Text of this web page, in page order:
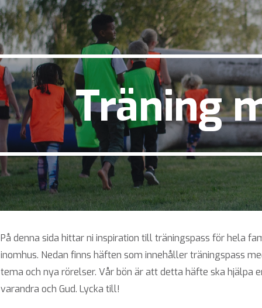
Skip to main content
Träning
På denna sida hittar ni inspiration till träningspass för hela
inomhus. Nedan finns häften som innehåller träningspass
tema och nya rörelser. Vår bön är att detta häfte ska hjälpa
varandra och Gud. Lycka till!